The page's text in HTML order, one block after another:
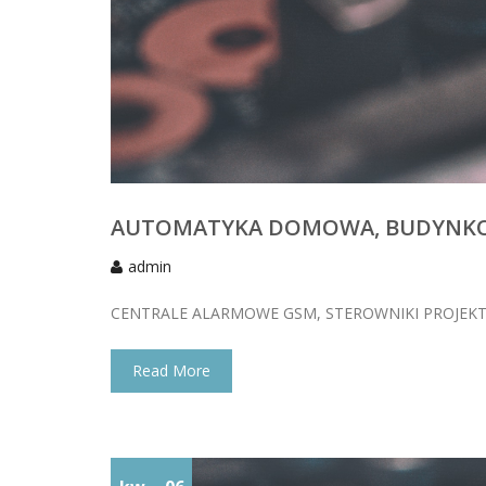
AUTOMATYKA DOMOWA,
admin
CENTRALE ALARMOWE GSM, STEROWNIKI
Read More